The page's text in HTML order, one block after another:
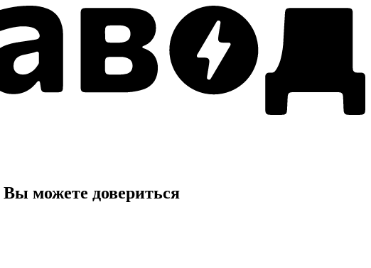
Вы можете довериться